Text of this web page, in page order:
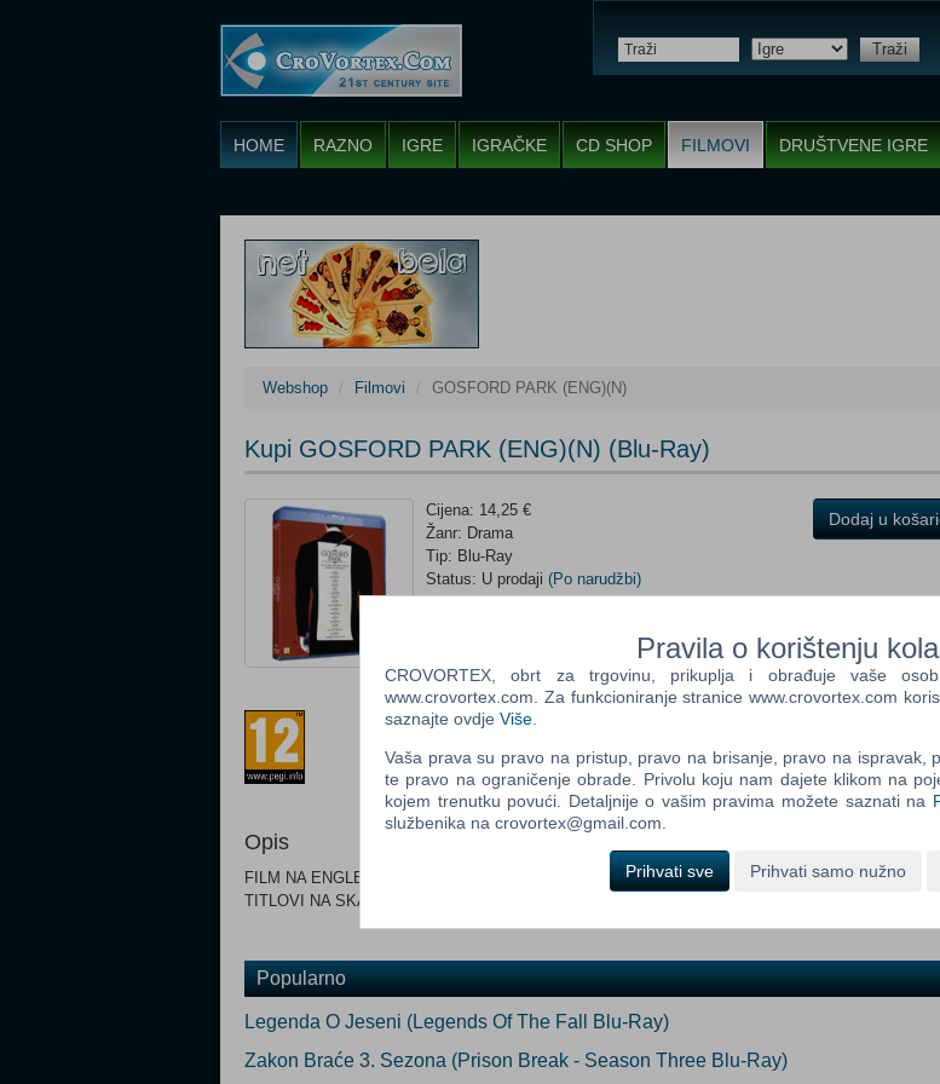
Traži
HOME RAZNO IGRE IGRAČKE CD SHOP FILMOVI DRUŠTVENE IGRE
Webshop Filmovi GOSFORD PARK (ENG)(N)
Kupi GOSFORD PARK (ENG)(N) (Blu-Ray)
Cijena: 14,25 €
Žanr: Drama
Tip: Blu-Ray
Status: U prodaji (Po narudžbi)
Prilagođeno za dob:
Opis
FILM NA ENGLESKOM JEZIKU .
TITLOVI NA SKANDINAVSKIM JEZIKU.
Dodaj u
Popularno
Legenda O Jeseni (Legends Of The Fall Blu-Ray)
Zakon Braće 3. Sezona (Prison Break - Season Three Blu-Ray)
Pravila o korištenju
CROVORTEX, obrt za trgovinu, prikuplja i obrađuje vaše
www.crovortex.com. Za funkcioniranje stranice www.crovortex.com
saznajte ovdje Više
Vaša prava su pravo na pristup, pravo na brisanje, pravo na ispravak,
te pravo na ograničenje obrade. Privolu koju nam dajete klikom na
kojem trenutku povući. Detaljnije o vašim pravima možete saznati na
službenika na crovortex@gmail.com.
Prihvati sve Prihvati samo nužno